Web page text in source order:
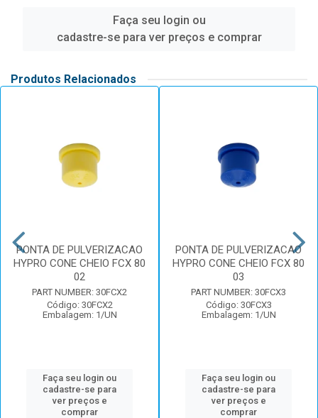
Faça seu login ou
cadastre-se para ver preços e comprar
Produtos Relacionados
PONTA DE PULVERIZACAO
HYPRO CONE CHEIO FCX 80
02
PART NUMBER: 30FCX2
Código: 30FCX2
Embalagem: 1/UN
Faça seu login ou
cadastre-se para
ver preços e
comprar
PONTA DE PULVERIZACAO
HYPRO CONE CHEIO FCX 80
03
PART NUMBER: 30FCX3
Código: 30FCX3
Embalagem: 1/UN
Faça seu login ou
cadastre-se para
ver preços e
comprar